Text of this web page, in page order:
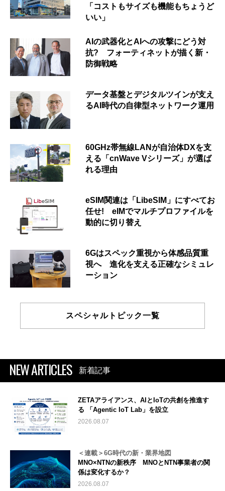
「コストもサイズも機能もちょうど
いい」
AIの武器化とAIへの攻撃にどう対
抗? フォーティネットが描く新・
防御戦略
データ基盤とデジタルツインが支え
るAI時代の自律型ネットワーク運用
60GHz帯無線LANが自治体DXを支
える「cnWave Vシリーズ」が選ば
れる理由
eSIM関連は「LibeSIM」にすべてお
任せ! eIMでマルチプロファイルを
動的に切り替え
6Gはスペック重視から体感品質重
視へ 進化を支える正確なシミュレ
ーション
スペシャルトピック一覧
NEW ARTICLES 新着記事
ZETAアライアンス、AIとIoTの共創を推進す
る 「Agentic IoT Lab」を設立
2026.08.07
＜連載＞6G時代の新・業界地図
MNO×NTNの新秩序 MNOとNTN事業者の関
係は変化するか？
2026.08.07